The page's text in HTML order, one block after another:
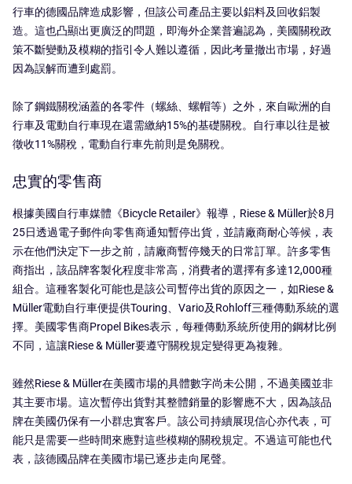
行車的德國品牌造成影響，但該公司產品主要以鋁料及回收鋁製
造。這也凸顯出更廣泛的問題，即海外企業普遍認為，美國關稅政
策不斷變動及模糊的指引令人難以遵循，因此考量撤出市場，好過
因為誤解而遭到處罰。
除了鋼鐵關稅涵蓋的各零件（螺絲、螺帽等）之外，來自歐洲的自
行車及電動自行車現在還需繳納15%的基礎關稅。自行車以往是被
徵收11%關稅，電動自行車先前則是免關稅。
忠實的零售商
根據美國自行車媒體《Bicycle Retailer》報導，Riese & Müller於8月
25日透過電子郵件向零售商通知暫停出貨，並請廠商耐心等候，表
示在他們決定下一步之前，請廠商暫停幾天的日常訂單。許多零售
商指出，該品牌客製化程度非常高，消費者的選擇有多達12,000種
組合。這種客製化可能也是該公司暫停出貨的原因之一，如Riese &
Müller電動自行車便提供Touring、Vario及Rohloff三種傳動系統的選
擇。美國零售商Propel Bikes表示，每種傳動系統所使用的鋼材比例
不同，這讓Riese & Müller要遵守關稅規定變得更為複雜。
雖然Riese & Müller在美國市場的具體數字尚未公開，不過美國並非
其主要市場。這次暫停出貨對其整體銷量的影響應不大，因為該品
牌在美國仍保有一小群忠實客戶。該公司持續展現信心亦代表，可
能只是需要一些時間來應對這些模糊的關稅規定。不過這可能也代
表，該德國品牌在美國市場已逐步走向尾聲。